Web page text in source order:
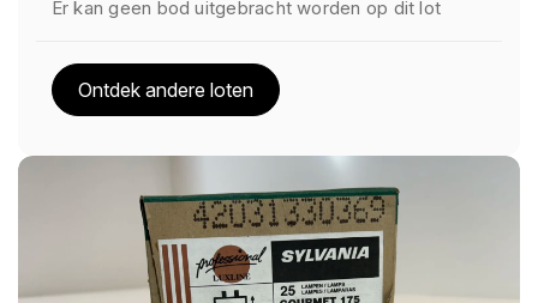
Er kan geen bod uitgebracht worden op dit lot
Ontdek andere loten